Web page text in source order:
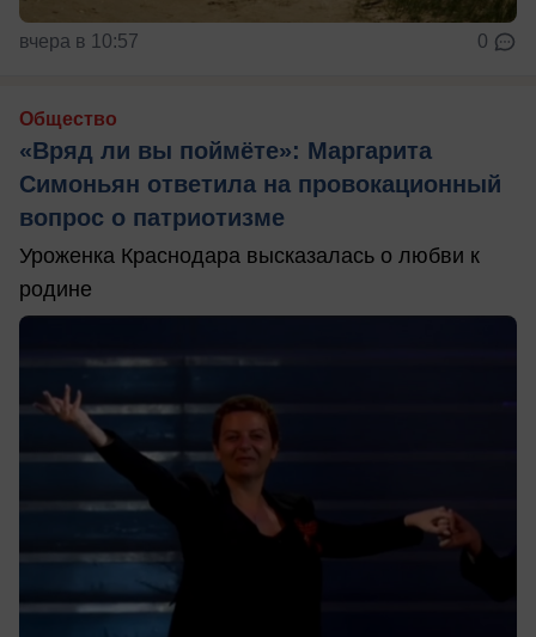
вчера в 10:57 0
Общество
«Вряд ли вы поймёте»: Маргарита
Симоньян ответила на провокационный
вопрос о патриотизме
Уроженка Краснодара высказалась о любви к
родине